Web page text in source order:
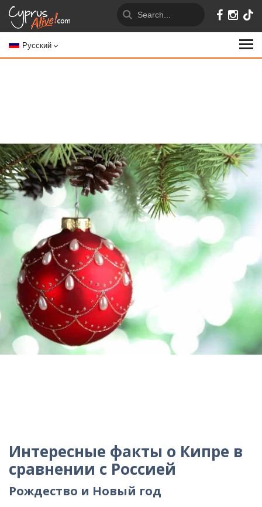
Русский
Интересные факты о Кипре в
сравнении с Россией
Рождество и Новый год